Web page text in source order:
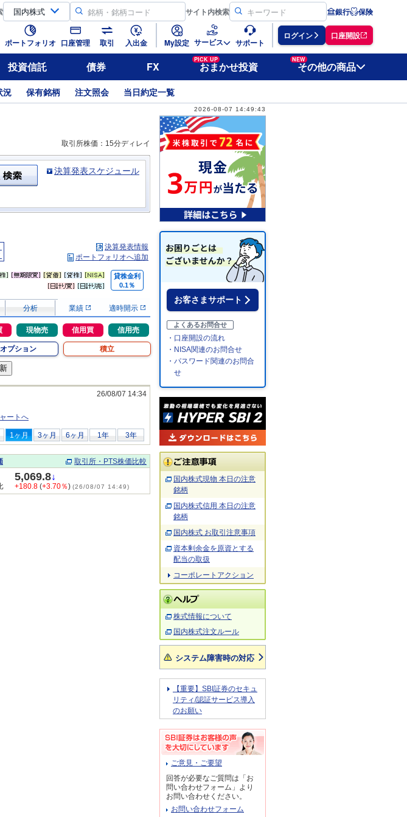
サイト内検索 銀行 保険
ポートフォリオ 口座管理 取引 入出金 My設定 サービス サポート
ログイン 口座開設
投資信託 債券 FX
PICK UP
おまかせ投資
NEW
その他の商品
況 保有銘柄 注文照会 当日約定一覧
2026-08-07 14:49:43
取引所株価：15分ディレイ
決算発表スケジュール
決算発表情報
ポートフォリオへ追加
貸株金利
0.1％
分析 業績 適時開示
現物売 信用買 信用売
プション 積立
26/08/07 14:34
ートへ
1ヶ月 3ヶ月 6ヶ月 1年 3年
取引所・PTS株価比較
5,069.8↓
+180.8 (+3.70％) (26/08/07 14:49)
お客さまサポート
よくあるお問合せ
・口座開設の流れ
・NISA関連のお問合せ
・パスワード関連のお問合
せ
国内株式現物 本日の注意
銘柄
国内株式信用 本日の注意
銘柄
国内株式 お取引注意事項
資本剰余金を原資とする
配当の取扱
コーポレートアクション
株式情報について
国内株式注文ルール
システム障害時の対応
【重要】SBI証券のセキュ
リティ/認証サービス導入
のお願い
ご意見・ご要望
回答が必要なご質問は「お
問い合わせフォーム」より
お問い合わせください。
お問い合わせフォーム